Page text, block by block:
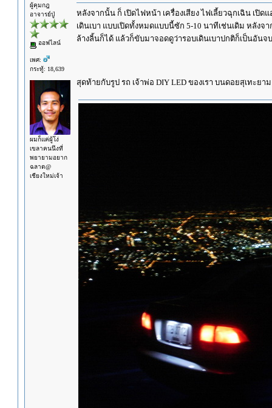
ผู้คุมกฎ
อาจารย์ปู่
ออฟไลน์
เพศ:
กระทู้: 18,639
ผมก็แค่ผู้โง่
เขลาคนนึงที่
พยายามอยาก
ฉลาด@
เชียงใหม่เจ้า
หลังจากนั้น ก็ เปิดไฟหน้า เครื่องเสียง ไฟเลี้ยวฉุกเฉิน เ
เดินเบา แบบเปิดทั้งหมดแบบนี้ซัก 5-10 นาทีเช่นเดิม หลัง
ล้างลิ้นก็ได้ แล้วก็ขับมาจอดดูว่ารอบเดินเบาปกติก็เป็นอันจ
สุดท้ายกับรูป รถ เจ้าพ่อ DIY LED ของเรา บนดอยสุเทะย